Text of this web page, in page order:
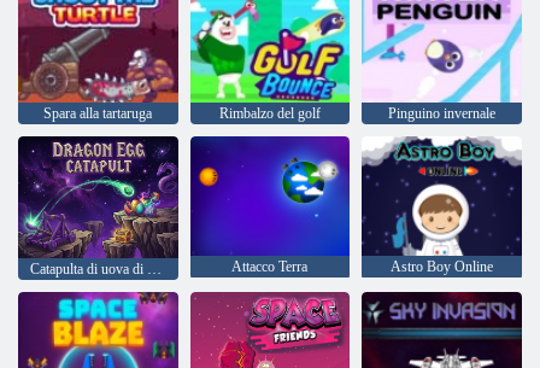
Spara alla tartaruga Rimbalzo del golf Pinguino invernale
Attacco Terra Astro Boy Online